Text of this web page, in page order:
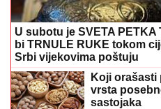
U subotu je SVETA PETKA
bi TRNULE RUKE tokom
Srbi vijekovima poštuju
Koji orašasti
vrsta
sastojaka